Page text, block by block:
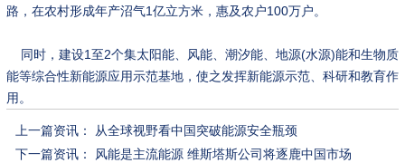
路，在农村形成年产沼气1亿立方米，惠及农户100万户。
同时，建设1至2个集太阳能、风能、潮汐能、地源(水源)能和生物质
能等综合性新能源应用示范基地，使之发挥新能源示范、科研和教育作
用。
上一篇资讯：
从全球视野看中国突破能源安全瓶颈
下一篇资讯：
风能是主流能源 维斯塔斯公司将逐鹿中国市场